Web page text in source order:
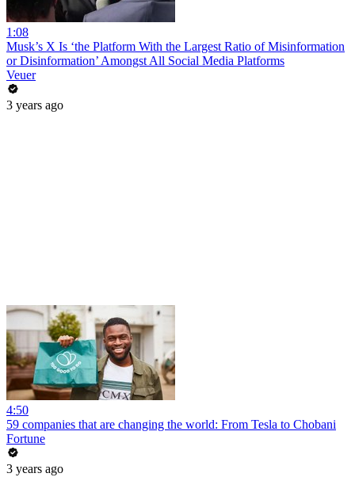
1:08
Musk’s X Is ‘the Platform With the Largest Ratio of Misinformation
or Disinformation’ Amongst All Social Media Platforms
Veuer
3 years ago
4:50
59 companies that are changing the world: From Tesla to Chobani
Fortune
3 years ago